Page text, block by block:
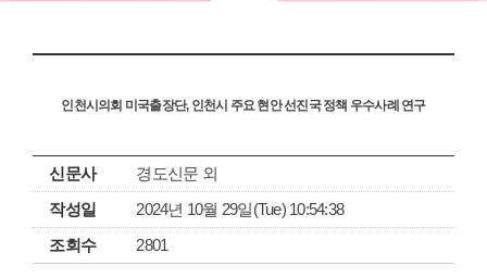
인천시의회 미국출장단, 인천시 주요 현안 선진국 정책 우수사례 연구
신문사
경도신문 외
작성일
2024년 10월 29일(Tue) 10:54:38
조회수
2801